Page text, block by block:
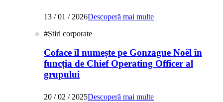
13 / 01 / 2026Descoperă mai multe
#Știri corporate
Coface îl numește pe Gonzague Noël în
funcția de Chief Operating Officer al
grupului
20 / 02 / 2025Descoperă mai multe